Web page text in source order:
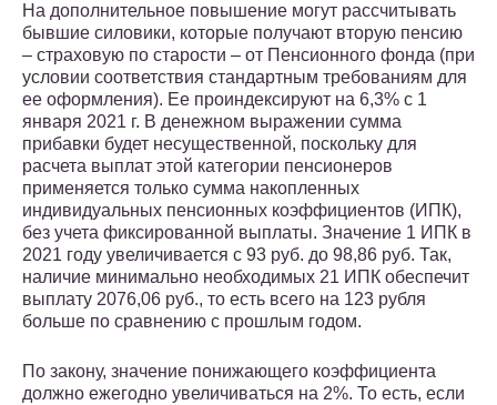
На дополнительное повышение могут рассчитывать
бывшие силовики, которые получают вторую пенсию
– страховую по старости – от Пенсионного фонда (при
условии соответствия стандартным требованиям для
ее оформления). Ее проиндексируют на 6,3% с 1
января 2021 г. В денежном выражении сумма
прибавки будет несущественной, поскольку для
расчета выплат этой категории пенсионеров
применяется только сумма накопленных
индивидуальных пенсионных коэффициентов (ИПК),
без учета фиксированной выплаты. Значение 1 ИПК в
2021 году увеличивается с 93 руб. до 98,86 руб. Так,
наличие минимально необходимых 21 ИПК обеспечит
выплату 2076,06 руб., то есть всего на 123 рубля
больше по сравнению с прошлым годом.
По закону, значение понижающего коэффициента
должно ежегодно увеличиваться на 2%. То есть, если